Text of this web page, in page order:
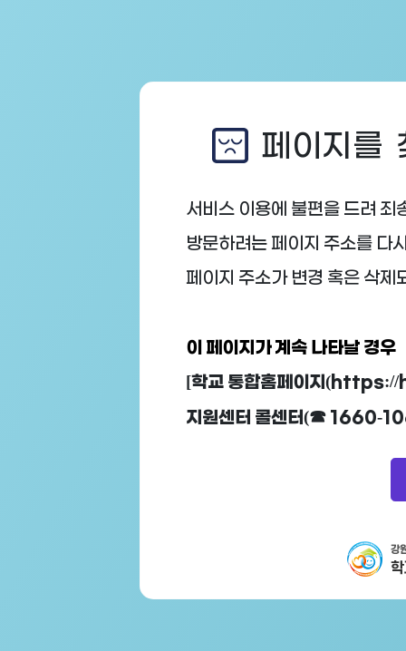
페이지를
서비스 이용에 불편을 드려 죄
방문하려는 페이지 주소를 다
페이지 주소가 변경 혹은 삭제
이 페이지가 계속 나타날 경우
[학교 통합홈페이지
지원센터 콜센터(☎ 1660-